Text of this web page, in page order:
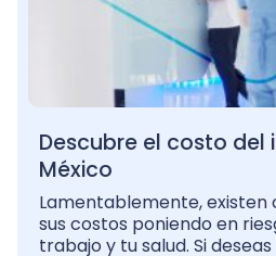
Descubre el costo del
México
Lamentablemente, existen
sus costos poniendo en
trabajo y tu salud. Si deseas